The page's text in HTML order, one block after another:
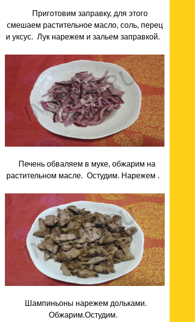
Приготовим заправку, для этого
смешаем растительное масло, соль, перец
и уксус. Лук нарежем и зальем заправкой.
Печень обваляем в муке, обжарим на
растительном масле. Остудим. Нарежем .
Шампиньоны нарежем дольками.
Обжарим.Остудим.